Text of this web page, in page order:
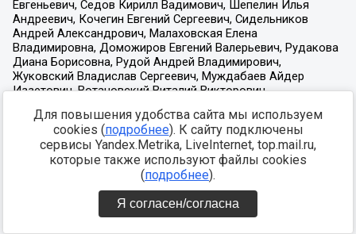
Для повышения удобства сайта мы используем
cookies (подробнее). К сайту подключены
сервисы Yandex.Metrika, LiveInternet, top.mail.ru,
которые также используют файлы cookies
(подробнее).
Я согласен/согласна